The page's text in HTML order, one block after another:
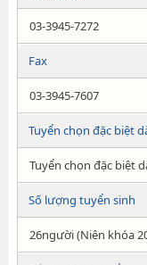
03-3945-7272
Fax
03-3945-7607
Tuyển chọn đặc biệt
Tuyển chọn đặc biệt
Số lượng tuyển sinh
26người (Niên khóa